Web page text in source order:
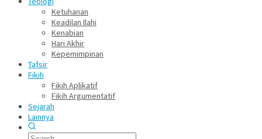
Ketuhanan
Keadilan Ilahi
Kenabian
Hari Akhir
Kepemimpinan
Tafsir
Fikih
Fikih Aplikatif
Fikih Argumentatif
Sejarah
Lainnya